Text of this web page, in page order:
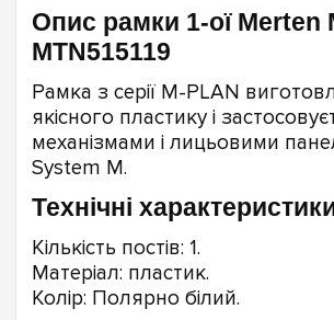
Опис рамки 1-ої Merten
MTN515119
Рамка з серії M-PLAN
якісного пластику і
механізмами і лицьовими
System M.
Технічні
Кількість постів: 1.
Матеріал: пластик.
Колір: Полярно білий.